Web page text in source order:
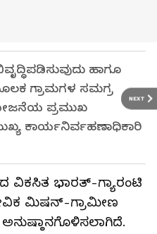
NEXT
ಹಾಗೂ
ಗ್ರಾಮಗಳ ಸಮಗ್ರ
ಪ್ರಮುಖ
ಕಾರ್ಯನಿರ್ವಹಣಾಧಿಕಾರಿ
ವಿಕಸಿತ ಭಾರತ್-ಗ್ಯಾರಂಟಿ
ಮಿಷನ್-ಗ್ರಾಮೀಣ